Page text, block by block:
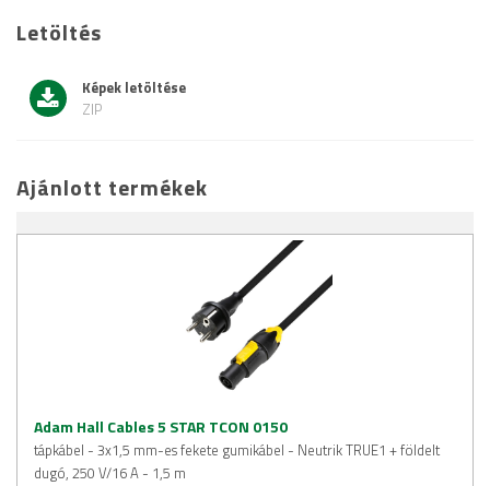
Letöltés
Képek letöltése
ZIP
Ajánlott termékek
Adam Hall Cables 5 STAR TCON 0150
tápkábel - 3x1,5 mm-es fekete gumikábel - Neutrik TRUE1 + földelt
dugó, 250 V/16 A - 1,5 m